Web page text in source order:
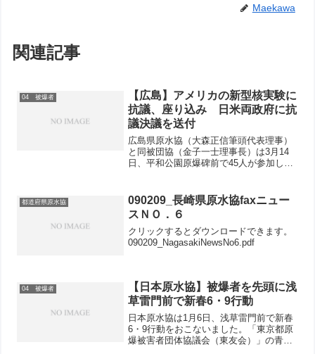
Maekawa
関連記事
04 被爆者
【広島】アメリカの新型核実験に
抗議、座り込み 日米両政府に抗
議決議を送付
広島県原水協（大森正信筆頭代表理事）
と同被団協（金子一士理事長）は3月14
日、平和公園原爆碑前で45人が参加し
座り込みをしました。大森筆頭代表理事
は、「核抑止力」論...
都道府県原水協
090209_長崎県原水協faxニュー
スＮＯ．６
クリックするとダウンロードできます。
090209_NagasakiNewsNo6.pdf
04 被爆者
【日本原水協】被爆者を先頭に浅
草雷門前で新春6・9行動
日本原水協は1月6日、浅草雷門前で新春
6・9行動をおこないました。「東京都原
爆被害者団体協議会（東友会）」の青い